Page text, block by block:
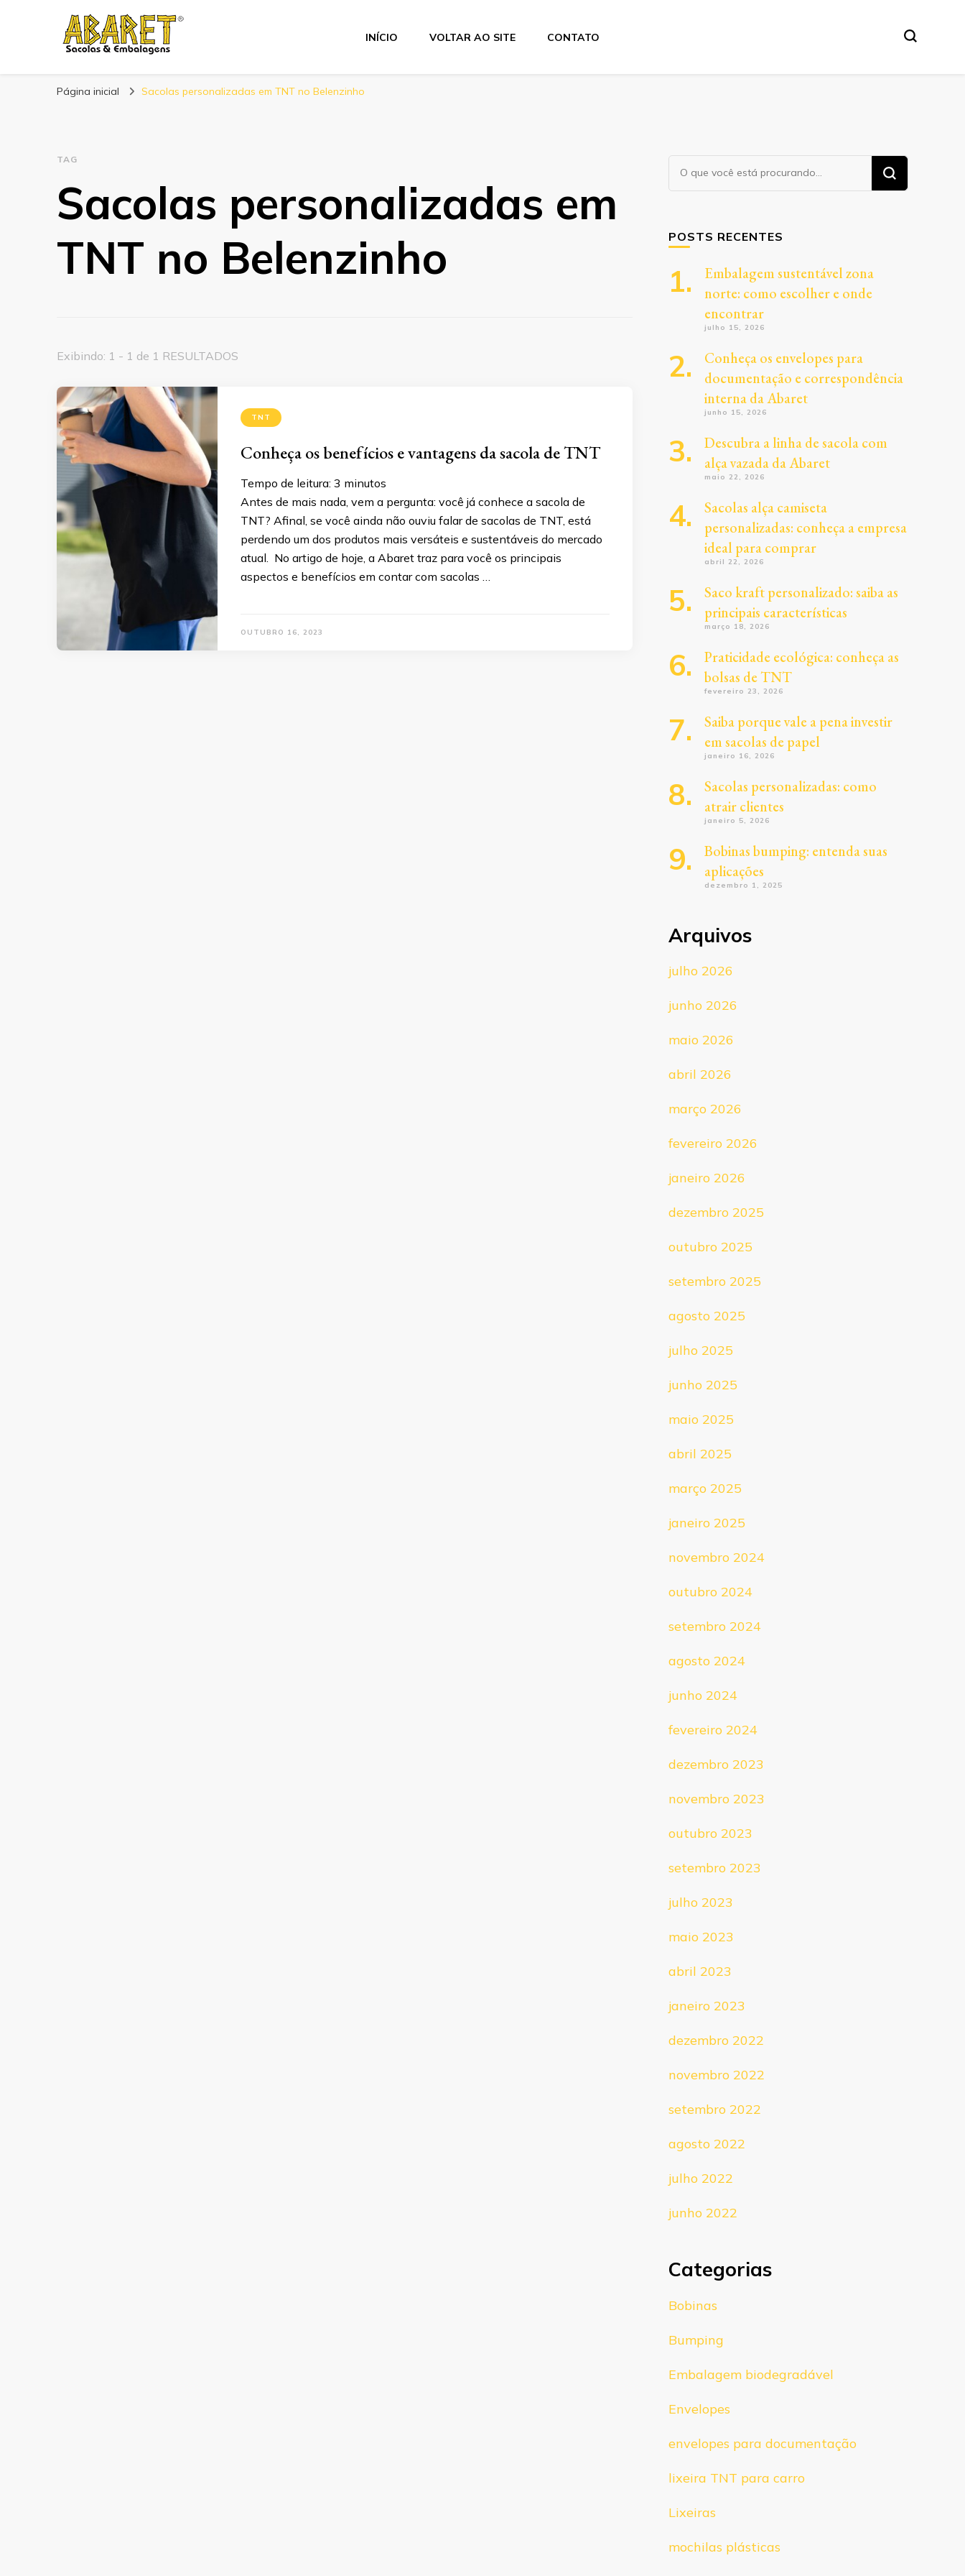
Abaret
INÍCIO VOLTAR AO SITE CONTATO
Página inicial Sacolas personalizadas em TNT no Belenzinho
TAG
Sacolas personalizadas em
TNT no Belenzinho
Exibindo: 1 - 1 de 1 RESULTADOS
TNT
Conheça os benefícios e vantagens da sacola de TNT
Tempo de leitura: 3 minutos
Antes de mais nada, vem a pergunta: você já conhece a sacola de
TNT? Afinal, se você ainda não ouviu falar de sacolas de TNT, está
perdendo um dos produtos mais versáteis e sustentáveis do mercado
atual. No artigo de hoje, a Abaret traz para você os principais
aspectos e benefícios em contar com sacolas …
OUTUBRO 16, 2023
Procurando
algo?
POSTS RECENTES
Embalagem sustentável zona
norte: como escolher e onde
encontrar
julho 15, 2026
Conheça os envelopes para
documentação e correspondência
interna da Abaret
junho 15, 2026
Descubra a linha de sacola com
alça vazada da Abaret
maio 22, 2026
Sacolas alça camiseta
personalizadas: conheça a empresa
ideal para comprar
abril 22, 2026
Saco kraft personalizado: saiba as
principais características
março 18, 2026
Praticidade ecológica: conheça as
bolsas de TNT
fevereiro 23, 2026
Saiba porque vale a pena investir
em sacolas de papel
janeiro 16, 2026
Sacolas personalizadas: como
atrair clientes
janeiro 5, 2026
Bobinas bumping: entenda suas
aplicações
dezembro 1, 2025
Arquivos
julho 2026
junho 2026
maio 2026
abril 2026
março 2026
fevereiro 2026
janeiro 2026
dezembro 2025
outubro 2025
setembro 2025
agosto 2025
julho 2025
junho 2025
maio 2025
abril 2025
março 2025
janeiro 2025
novembro 2024
outubro 2024
setembro 2024
agosto 2024
junho 2024
fevereiro 2024
dezembro 2023
novembro 2023
outubro 2023
setembro 2023
julho 2023
maio 2023
abril 2023
janeiro 2023
dezembro 2022
novembro 2022
setembro 2022
agosto 2022
julho 2022
junho 2022
Categorias
Bobinas
Bumping
Embalagem biodegradável
Envelopes
envelopes para documentação
lixeira TNT para carro
Lixeiras
mochilas plásticas